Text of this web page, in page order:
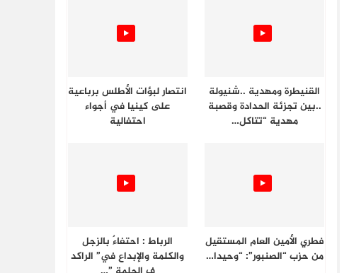
القنيطرة ومهدية ..شنيولة
..بين تجزئة الحدادة وقصبة
مهدية “تتاكل…
انتصار لبؤات الأطلس برباعية
على كينيا في أجواء
احتفالية
فطري الأمين العام المستقيل
من حزب “الصنبور”: “وحيدا…
الرباط : احتفاءٌ بالزجل
والكلمة والإبداع في” الراكد